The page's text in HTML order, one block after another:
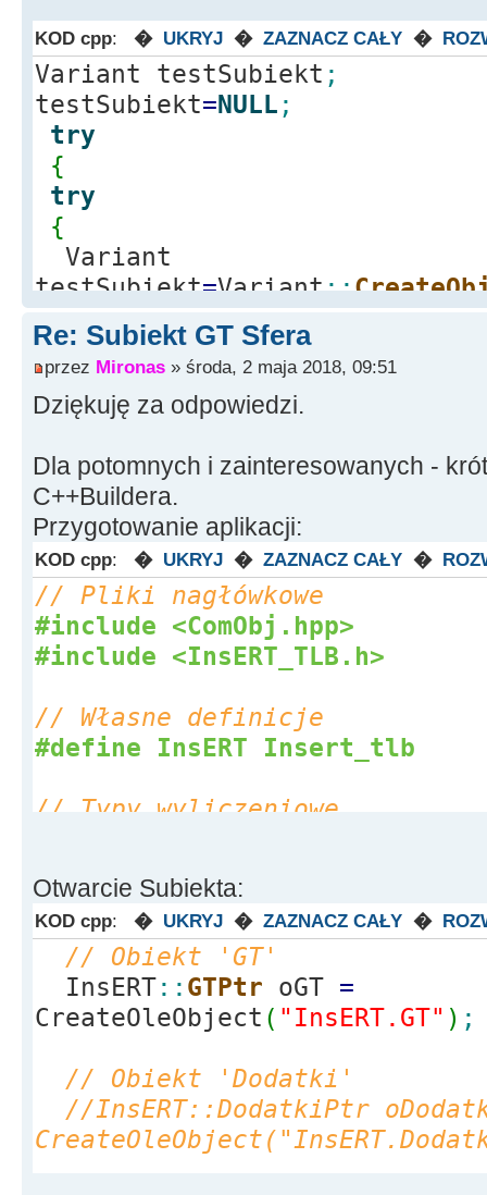
KOD cpp: � UKRYJ � ZAZNACZ CAŁY �
Variant testSubiekt ;
testSubiekt=NULL ;
try
{
try
{
Variant
testSubiekt=Variant::
//Tutaj dla CreateObject
jak Subiekt jest definiowany
testSubiekt.OlePropertySet
}
catch(EOleSysError
{
Label1 ->Caption="Nie mozna
Subiektem : "+info_bledu
}
catch(...)
Label1- Caption="Blad
}
__finally
}
}
Re: Subiekt GT Sfera
przez Mironas » środa, 2 maja 2018, 09:51
Dziękuję za odpowiedzi.
Dla potomnych i zainteresowanych -
C++Buildera.
Przygotowanie aplikacji:
KOD cpp: � UKRYJ � ZAZNACZ CAŁY �
// Pliki nagłówkowe
#include <ComObj.hpp>
#include <InsERT_TLB.h>
// Własne definicje
#define InsERT Insert_tlb
// Typy wyliczeniowe
// Dodać do projektu
Studio\8.0
Otwarcie Subiekta:
KOD cpp: � UKRYJ � ZAZNACZ CAŁY �
// Obiekt 'GT'
InsERT:: GTPtr oGT =
CreateOleObject ( "InsERT.GT" ) ;
// Obiekt 'Dodatki'
//InsERT::DodatkiPtr